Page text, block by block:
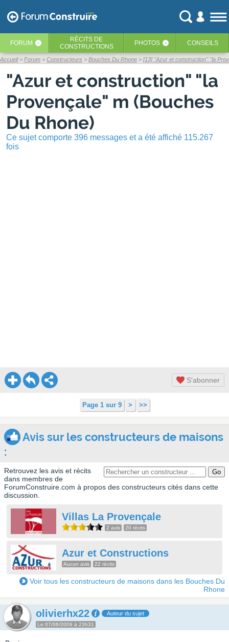
FORUM ‹ RÉCITS DE
CONSTRUCTIONS
PHOTOS ‹ CONSEILS
Accueil Forum Constructeurs Bouches Du Rhone [13] "Azur et construction" "la
"Azur et construction" "la
Provençale" m (Bouches
Du Rhone)
Ce sujet comporte 396 messages et a été affiché 115.267
fois
S'abonner
Page 1 sur 9 > >>
Avis sur les constructeurs de maisons
:
Retrouvez les avis et récits
dans membres de
ForumConstruire.com à propos des constructeurs cités dans cette
discussion.
Villas La Provençale
2 avis 20 récits
Azur et Constructions
Aucun avis 22 récits
Voir tous les constructeurs de maisons dans les Bouches Du
Rhone
olivierhx22 Auteur du sujet
Le 07/06/2009 à 23h31